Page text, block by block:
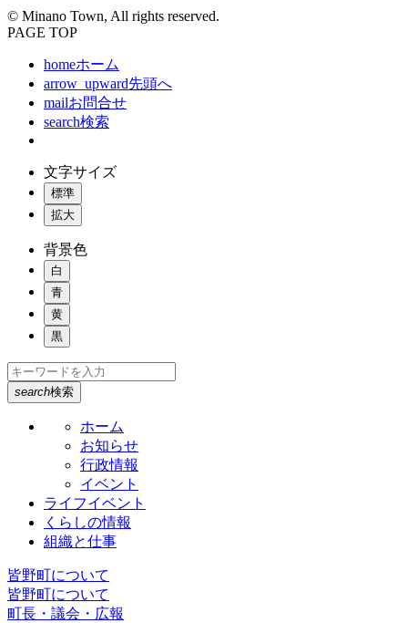
© Minano Town, All rights reserved.
PAGE TOP
homeホーム
arrow_upward先頭へ
mailお問合せ
search検索
文字サイズ
標準
拡大
背景色
白
青
黄
黒
search検索
ホーム
お知らせ
行政情報
イベント
ライフイベント
くらしの情報
組織と仕事
皆野町について
皆野町について
町長・議会・広報